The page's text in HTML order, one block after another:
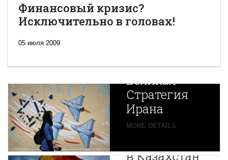
Финансовый кризис?
Исключительно в головах!
05 июля 2009
Новая
Великая
Стратегия
Ирана
MORE DETAILS
Путин
в Казахстан